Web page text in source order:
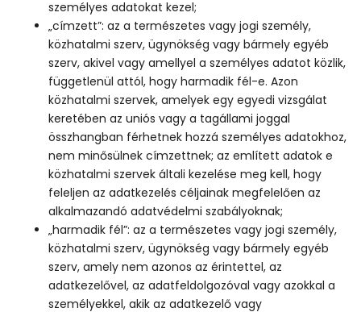
személyes adatokat kezel;
„címzett”: az a természetes vagy jogi személy,
közhatalmi szerv, ügynökség vagy bármely egyéb
szerv, akivel vagy amellyel a személyes adatot közlik,
függetlenül attól, hogy harmadik fél-e. Azon
közhatalmi szervek, amelyek egy egyedi vizsgálat
keretében az uniós vagy a tagállami joggal
összhangban férhetnek hozzá személyes adatokhoz,
nem minősülnek címzettnek; az említett adatok e
közhatalmi szervek általi kezelése meg kell, hogy
feleljen az adatkezelés céljainak megfelelően az
alkalmazandó adatvédelmi szabályoknak;
„harmadik fél”: az a természetes vagy jogi személy,
közhatalmi szerv, ügynökség vagy bármely egyéb
szerv, amely nem azonos az érintettel, az
adatkezelővel, az adatfeldolgozóval vagy azokkal a
személyekkel, akik az adatkezelő vagy